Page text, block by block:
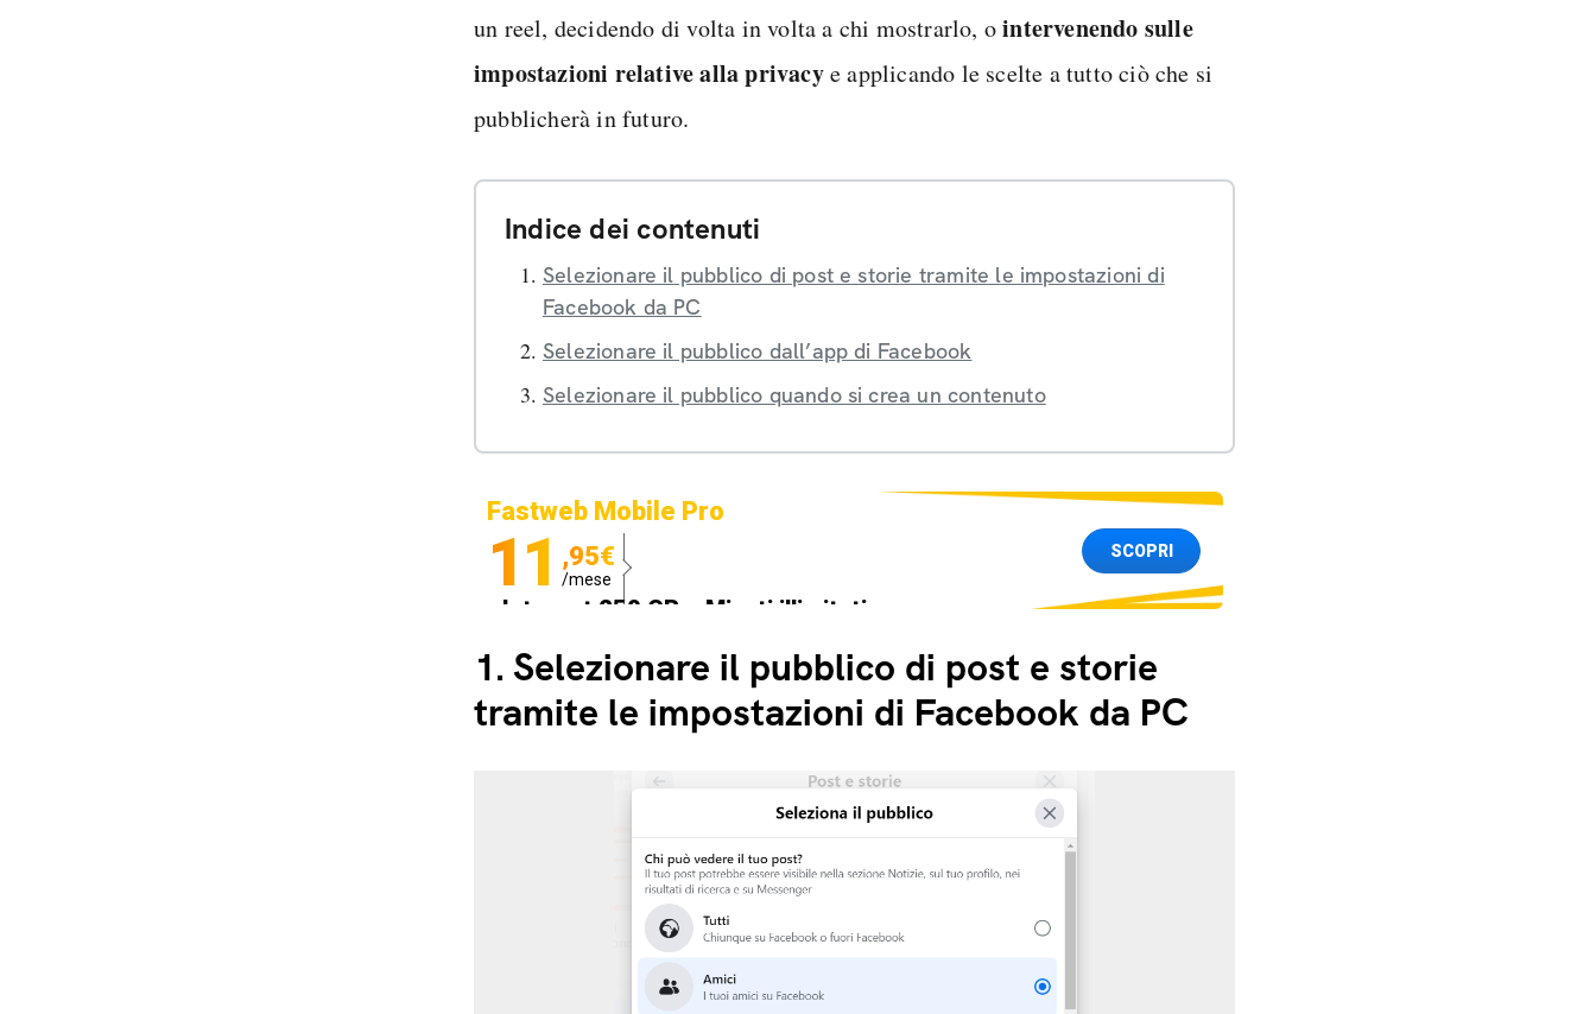
un reel, decidendo di volta in volta a chi mostrarlo, ointervenendo sulle
impostazioni relative alla privacye applicando le scelte a tutto ciò che si
pubblicherà in futuro.
Indice dei contenuti
Selezionare il pubblico di post e storie tramite le impostazioni di
Facebook da PC
Selezionare il pubblico dall’app di Facebook
Selezionare il pubblico quando si crea un contenuto
Fastweb Mobile Pro
11 ,95€
/mese
Internet 250 GB e Minuti illimitati
SCOPRI
1. Selezionare il pubblico di post e storie
tramite le impostazioni di Facebook da PC